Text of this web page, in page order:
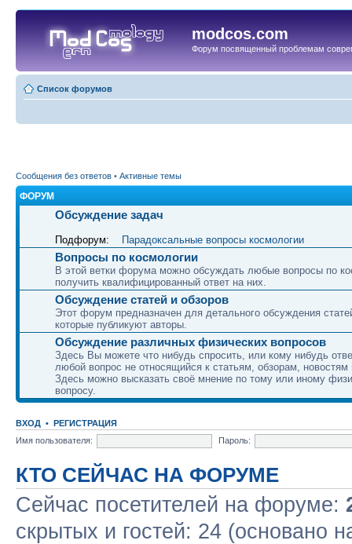
modcos.com
Форум посвященный проблемам
Список форумов
Сообщения без ответов • Активные темы
ФОРУМ
Обсуждение задач
Подфорум: Парадоксальные вопросы космологии
Вопросы по космологии
В этой ветки форума можно обсуждать любые вопросы по
получить квалифицированный ответ на них.
Обсуждение статей и обзоров
Этот форум предназначен для детального обсуждения
которые публикуют авторы.
Обсуждение различных физических вопросов
Здесь Вы можете что нибудь спросить, или кому нибудь
любой вопрос не относящийся к статьям, обзорам, новостям
Здесь можно высказать своё мнение по тому или иному
вопросу.
ВХОД • РЕГИСТРАЦИЯ
Имя пользователя:
Пароль:
КТО СЕЙЧАС НА ФОРУМЕ
Сейчас посетителей на форуме:
скрытых и гостей: 24 (основано